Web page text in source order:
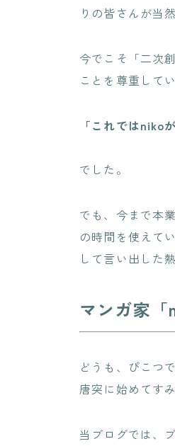
りの皆さんが当
今でこそ「二次
ことを尊重して
「これではniko
でした。
でも、今まで本
の時間を使えて
して言い出した
マンガ家「
どうも、ぴこつで
唐突に始めてす
当ブログでは、